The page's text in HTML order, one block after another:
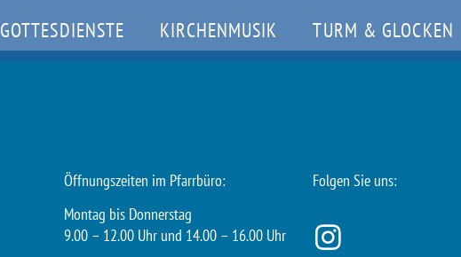
GOTTESDIENSTE KIRCHENMUSIK TURM & GLOCKEN
Öffnungszeiten im Pfarrbüro:
Montag bis Donnerstag
9.00 – 12.00 Uhr und 14.00 – 16.00 Uhr
Folgen Sie uns: